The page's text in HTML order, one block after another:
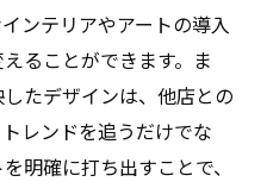
るための情報収集のコ
様を魅了する空間づく
ンテリアやアートの導入
ることができます。ま
たデザインは、他店との
レンドを追うだけでな
明確に打ち出すことで、